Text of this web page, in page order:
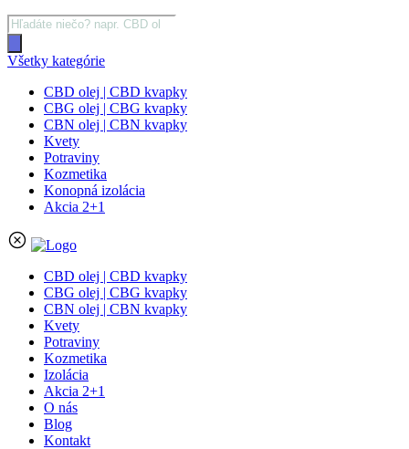
Products
search
Všetky kategórie
CBD olej | CBD kvapky
CBG olej | CBG kvapky
CBN olej | CBN kvapky
Kvety
Potraviny
Kozmetika
Konopná izolácia
Akcia 2+1
CBD olej | CBD kvapky
CBG olej | CBG kvapky
CBN olej | CBN kvapky
Kvety
Potraviny
Kozmetika
Izolácia
Akcia 2+1
O nás
Blog
Kontakt